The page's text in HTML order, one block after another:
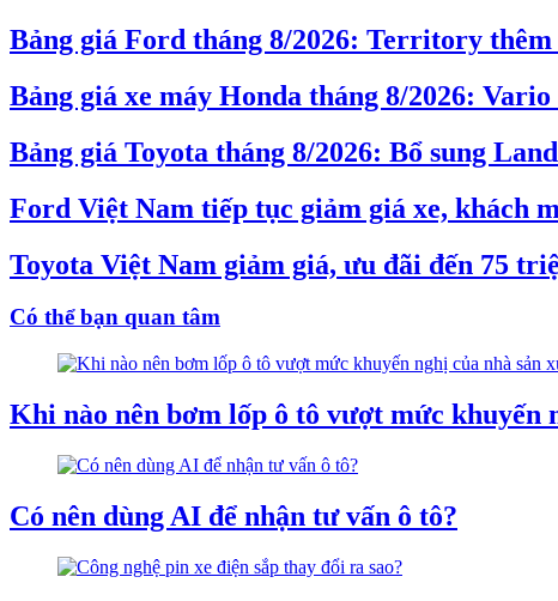
Bảng giá Ford tháng 8/2026: Territory
Bảng giá xe máy Honda tháng 8/2026:
Bảng giá Toyota tháng 8/2026: Bổ sung
Ford Việt Nam tiếp tục giảm giá xe, khách
Toyota Việt Nam giảm giá, ưu đãi đến 75
Có thể bạn quan tâm
Khi nào nên bơm lốp ô tô vượt mức khuyến
Có nên dùng AI để nhận tư vấn ô tô?